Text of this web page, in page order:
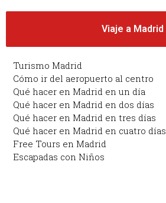
Viaje a Madrid
Turismo Madrid
Cómo ir del aeropuerto al centro
Qué hacer en Madrid en un día
Qué hacer en Madrid en dos días
Qué hacer en Madrid en tres días
Qué hacer en Madrid en cuatro días
Free Tours en Madrid
Escapadas con Niños